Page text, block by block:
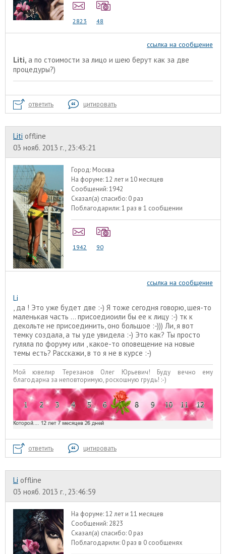
2823 48
ссылка на сообщение
Liti, а по стоимости за лицо и шею берут как за две
процедуры?)
ответить цитировать
Liti offline
03 нояб. 2013 г., 23:43:21
Город: Москва
На форуме:12 лет и 10 месяцев
Сообщений:1942
Сказал(а) спасибо: 0 раз
Поблагодарили:1 раз в 1 сообщении
1942 90
ссылка на сообщение
Li
, да ! Это уже будет две :-) Я тоже сегодня говорю, шея-то
маленькая часть ... присоедиоили бы ее к лицу :-) тк к
декольте не присоединить, оно большое :-))) Ли, я вот
темку создала, а ты уде увидела :-) Это как? Ты просто
гуляла по форуму или , какое-то оповещение на новые
темы есть? Расскажи, в то я не в курсе :-)
Мой ювелир Терезанов Олег Юрьевич! Буду вечно ему
благодарна за неповторимую, роскошную грудь! :-)
ответить цитировать
Li offline
03 нояб. 2013 г., 23:46:59
На форуме:12 лет и 11 месяцев
Сообщений: 2823
Сказал(а) спасибо: 0 раз
Поблагодарили: 0 раз в 0 сообщенях